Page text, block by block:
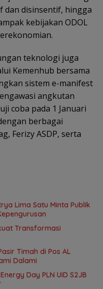
dan disinsentif, hingga
kebijakan ODOL
teknologi juga
Kemenhub bersama
sistem e-manifest
angkutan
coba pada 1 Januari
berbagai
Ferizy ASDP, serta
Lima Satu Minta Publik
Transformasi
Timah di Pos AL
Dalami
Day PLN UID S2JB